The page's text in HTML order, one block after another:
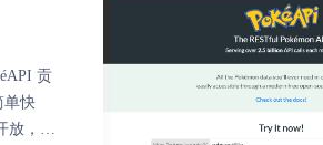
贡
单快
放，无